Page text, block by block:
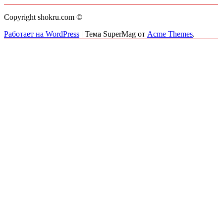
Copyright shokru.com ©
Работает на WordPress | Тема SuperMag от Acme Themes.